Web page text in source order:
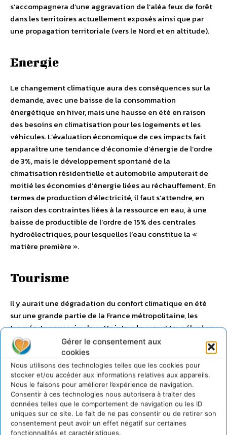
Gérer le consentement aux
cookies
Nous utilisons des technologies telles que les cookies pour
stocker et/ou accéder aux informations relatives aux appareils.
Nous le faisons pour améliorer l’expérience de navigation.
Consentir à ces technologies nous autorisera à traiter des
données telles que le comportement de navigation ou les ID
uniques sur ce site. Le fait de ne pas consentir ou de retirer son
consentement peut avoir un effet négatif sur certaines
fonctionnalités et caractéristiques.
s’accompagnera d’une aggravation de l’aléa feux de forêt
dans les territoires actuellement exposés ainsi que par
une propagation territoriale (vers le Nord et en altitude).
Energie
Le changement climatique aura des conséquences sur la
demande, avec une baisse de la consommation
énergétique en hiver, mais une hausse en été en raison
des besoins en climatisation pour les logements et les
véhicules. L’évaluation économique de ces impacts fait
apparaître une tendance d’économie d’énergie de l’ordre
de 3%, mais le développement spontané de la
climatisation résidentielle et automobile amputerait de
moitié les économies d’énergie liées au réchauffement. En
termes de production d’électricité, il faut s’attendre, en
raison des contraintes liées à la ressource en eau, à une
baisse de productible de l’ordre de 15% des centrales
hydroélectriques, pour lesquelles l’eau constitue la «
matière première ».
Tourisme
Il y aurait une dégradation du confort climatique en été
sur une grande partie de la France métropolitaine, les
températures maximales atteintes devenant trop élevées
pour permettre un confort maximal des touristes. En 2100,
un impact significatif sur le chiffre d’affaire estival est à
attendre, en raison d’une évolution à la baisse de
l’attractivité touristique sauf dans le nord-ouest de la
France et de certains départements des Alpes. Concernant
les sports d’hiver, une étude de l’OCDE en 2006 indique
que, dans les Alpes, la diminution du manteau neigeux
réduira la fiabilité de l’enneigement. Ce travail indique